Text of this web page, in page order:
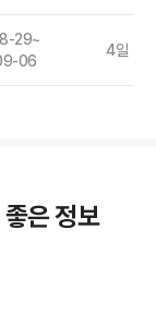
29~
06
4일
은 정보